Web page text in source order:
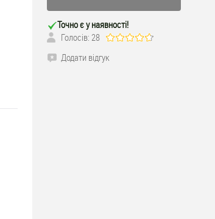
Точно є у наявності!
Голосів: 28
Додати відгук